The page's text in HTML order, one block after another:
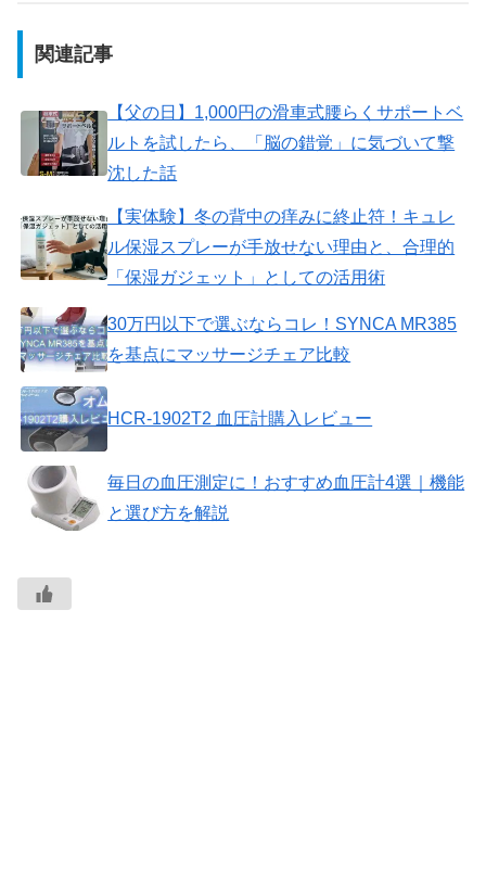
関連記事
​【父の日】1,000円の滑車式腰らくサポートベ
ルトを試したら、「脳の錯覚」に気づいて撃
沈した話
【実体験】冬の背中の痒みに終止符！キュレ
ル保湿スプレーが手放せない理由と、合理的
「保湿ガジェット」としての活用術
30万円以下で選ぶならコレ！SYNCA MR385
を基点にマッサージチェア比較
HCR-1902T2 血圧計購入レビュー
毎日の血圧測定に！おすすめ血圧計4選｜機能
と選び方を解説